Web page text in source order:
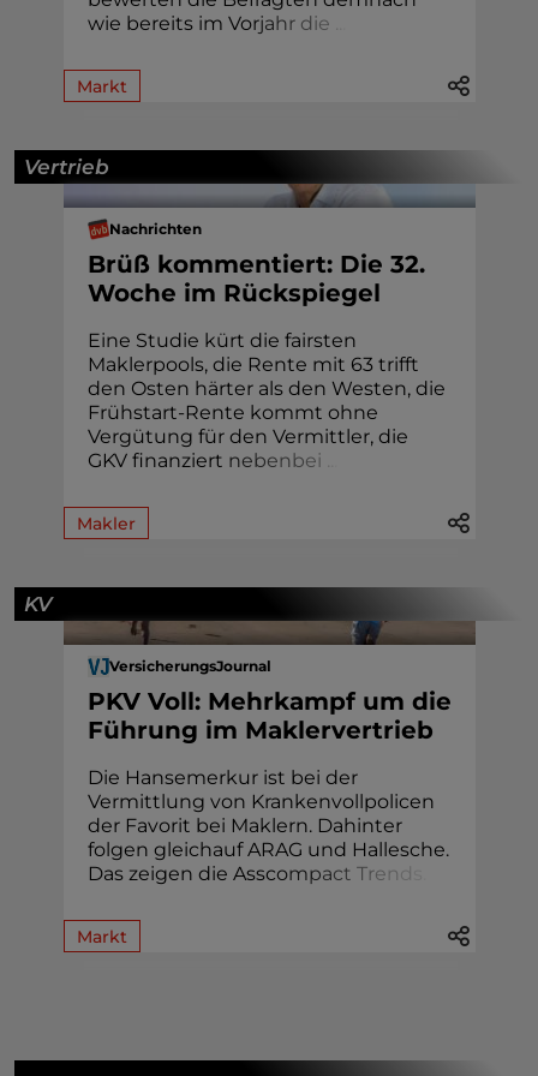
wie bereits im Vorjahr die
Markt
Vertrieb
Nachrichten
Brüß kommentiert: Die 32.
Woche im Rückspiegel
Eine Studie kürt die fairsten
Maklerpools, die Rente mit 63 trifft
den Osten härter als den Westen, die
Frühstart-Rente kommt ohne
Vergütung für den Vermittler, die
GKV finanziert nebenbei
Makler
KV
VersicherungsJournal
PKV Voll: Mehrkampf um die
Führung im Maklervertrieb
Die Hansemerkur ist bei der
Vermittlung von Krankenvollpolicen
der Favorit bei Maklern. Dahinter
folgen gleichauf ARAG und Hallesche.
Das zeigen die Asscompact Trend
Markt